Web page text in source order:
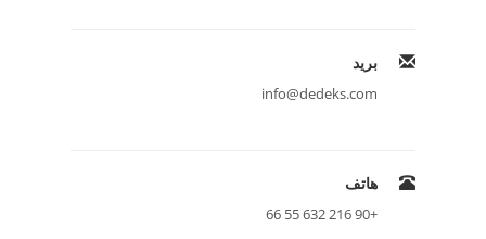
بريد
info@dedeks.com
هاتف
+90 216 632 55 66